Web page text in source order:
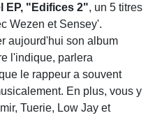
EP, "Edifices 2", un 5 titres
Wezen et Sensey'.
aujourd'hui son album
l'indique, parlera
le rappeur a souvent
En plus, vous y
Tuerie, Low Jay et